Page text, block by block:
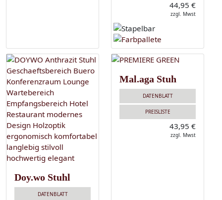
44,95 €
zzgl. Mwst
Doy.wo Stuhl
DATENBLATT
Mal.aga Stuh
DATENBLATT
PREISLISTE
43,95 €
zzgl. Mwst